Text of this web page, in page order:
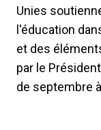
Unies
l'éducation
et des
par le
de septembre